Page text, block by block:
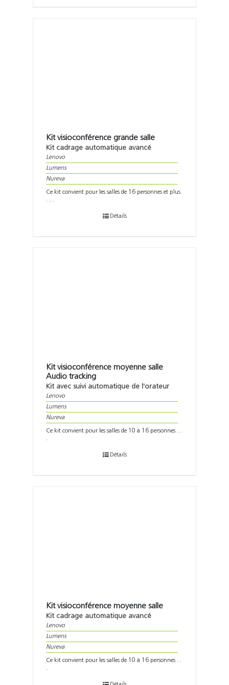
Kit visioconférence grande salle
Kit cadrage automatique avancé
Lenovo
Lumens
Nureva
Ce kit convient pour les salles de 16 personnes et plus
. . .
Détails
Kit visioconférence moyenne salle
Audio tracking
Kit avec suivi automatique de l'orateur
Lenovo
Lumens
Nureva
Ce kit convient pour les salles de 10 à 16 personnes . .
.
Détails
Kit visioconférence moyenne salle
Kit cadrage automatique avancé
Lenovo
Lumens
Nureva
Ce kit convient pour les salles de 10 à 16 personnes . .
.